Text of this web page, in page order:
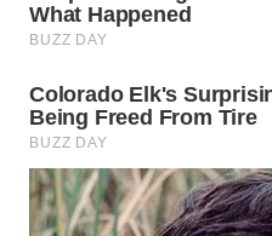
WN
TIMUR
SEMARANG